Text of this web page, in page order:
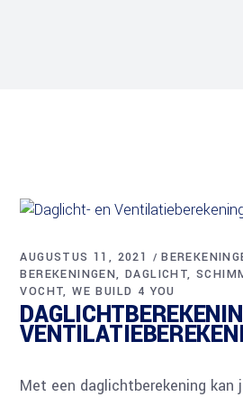
AUGUSTUS 11, 2021
BEREKENINGEN DAGLICHT
VOCHT WE BUILD 4 YOU
Met een daglichtberekening kan